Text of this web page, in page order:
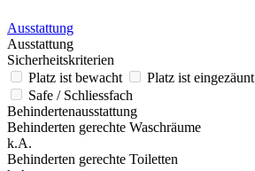
Ausstattung
Ausstattung
Sicherheitskriterien
Platz ist bewacht
Platz ist eingezäunt
Safe / Schliessfach
Behindertenausstattung
Behinderten gerechte Waschräume
k.A.
Behinderten gerechte Toiletten